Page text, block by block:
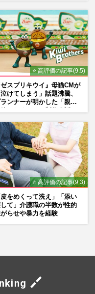
⭐ 高評価の記事(9.5)
ゼスプリキウイ』母猫CMが
泣けてしまう」話題沸騰、
ンナーが明かした「親に
⭐ 高評価の記事(9.3)
皮をめくって洗え」「添い
て」介護職の半数が性的
らせや暴力を経験